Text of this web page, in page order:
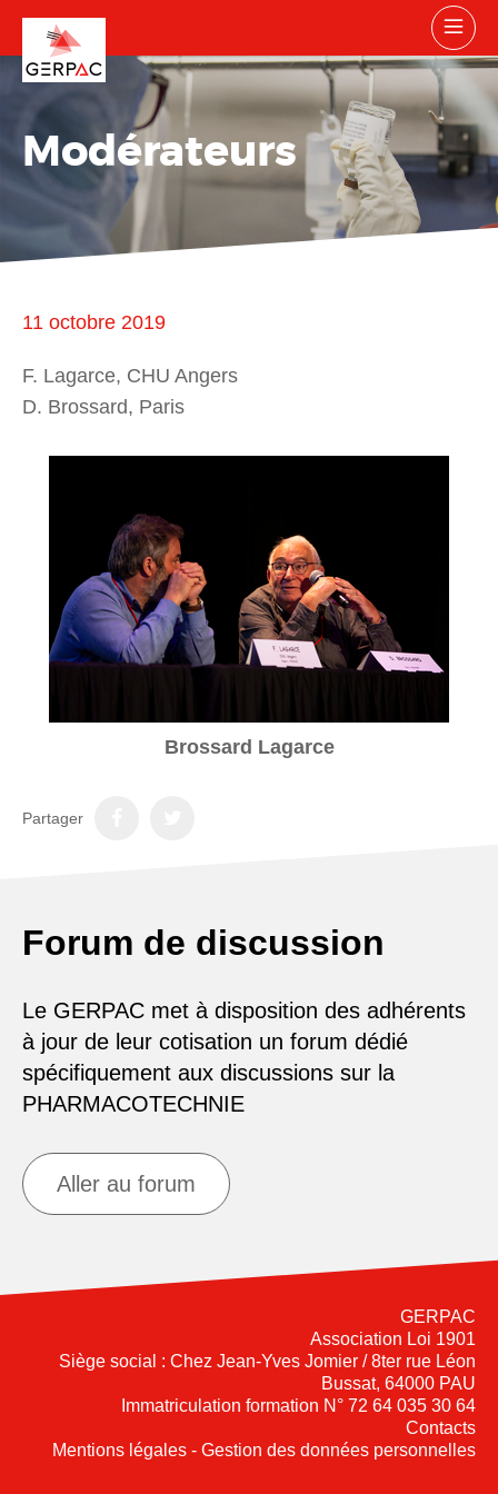
Modérateurs
11 octobre 2019
F. Lagarce, CHU Angers
D. Brossard, Paris
Brossard Lagarce
Partager
Forum de discussion
Le GERPAC met à disposition des adhérents
à jour de leur cotisation un forum dédié
spécifiquement aux discussions sur la
PHARMACOTECHNIE
Aller au forum
GERPAC
Association Loi 1901
Siège social : Chez Jean-Yves Jomier / 8ter rue Léon
Bussat, 64000 PAU
Immatriculation formation N° 72 64 035 30 64
Contacts
Mentions légales - Gestion des données personnelles